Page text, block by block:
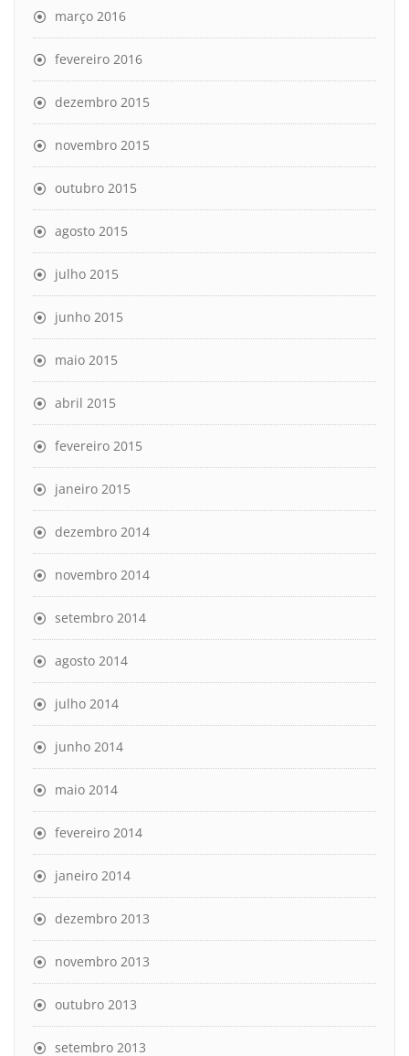
março 2016
fevereiro 2016
dezembro 2015
novembro 2015
outubro 2015
agosto 2015
julho 2015
junho 2015
maio 2015
abril 2015
fevereiro 2015
janeiro 2015
dezembro 2014
novembro 2014
setembro 2014
agosto 2014
julho 2014
junho 2014
maio 2014
fevereiro 2014
janeiro 2014
dezembro 2013
novembro 2013
outubro 2013
setembro 2013